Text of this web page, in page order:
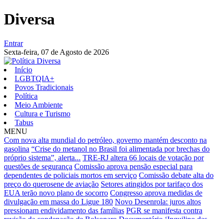
Diversa
Entrar
Sexta-feira, 07 de Agosto de 2026
Início
LGBTQIA+
Povos Tradicionais
Política
Meio Ambiente
Cultura e Turismo
Tabus
MENU
Com nova alta mundial do petróleo, governo mantém desconto na
gasolina “Crise do metanol no Brasil foi alimentada por brechas do
próprio sistema”, alerta... TRE-RJ altera 66 locais de votação por
questões de segurança Comissão aprova pensão especial para
dependentes de policiais mortos em serviço Comissão debate alta do
preço do querosene de aviação Setores atingidos por tarifaço dos
EUA terão novo plano de socorro Congresso aprova medidas de
divulgação em massa do Ligue 180 Novo Desenrola: juros altos
pressionam endividamento das famílias PGR se manifesta contra